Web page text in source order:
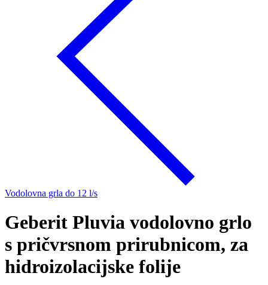
Vodolovna grla do 12 l/s
Geberit Pluvia vodolovno grlo
s pričvrsnom prirubnicom, za
hidroizolacijske folije